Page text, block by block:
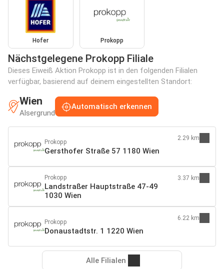
Hofer Prokopp
Nächstgelegene Prokopp Filiale
Dieses Eiweiß Aktion Prokopp ist in den folgenden Filialen
verfügbar, basierend auf deinem eingestellten Standort:
Wien
Alsergrund
Automatisch erkennen
Prokopp
Gersthofer Straße 57 1180 Wien
2.29 km
Prokopp
Landstraßer Hauptstraße 47-49
1030 Wien
3.37 km
Prokopp
Donaustadtstr. 1 1220 Wien
6.22 km
Alle Filialen